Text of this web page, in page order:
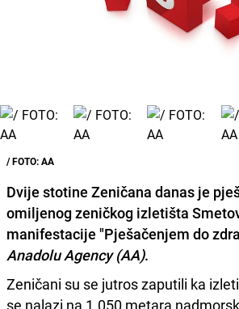
/ FOTO: AA
Dvije stotine Zeničana danas je
omiljenog zeničkog izletišta
manifestacije "Pješačenjem do
Anadolu Agency (AA).
Zeničani su se jutros zaputili ka
se nalazi na 1.050 metara